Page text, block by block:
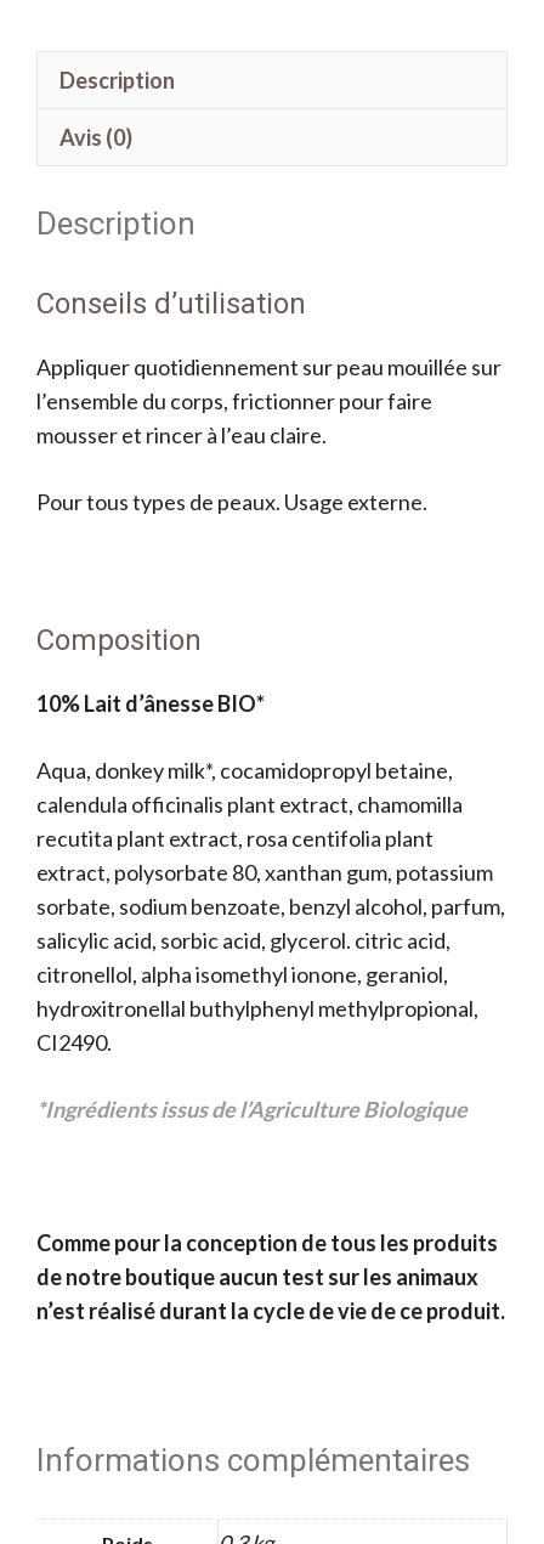
bain
Description
Avis (0)
Description
Conseils d’utilisation
Appliquer quotidiennement sur peau mouillée sur
l’ensemble du corps, frictionner pour faire
mousser et rincer à l’eau claire.
Pour tous types de peaux. Usage externe.
Composition
10% Lait d’ânesse BIO*
Aqua, donkey milk*, cocamidopropyl betaine,
calendula officinalis plant extract, chamomilla
recutita plant extract, rosa centifolia plant
extract, polysorbate 80, xanthan gum, potassium
sorbate, sodium benzoate, benzyl alcohol, parfum,
salicylic acid, sorbic acid, glycerol. citric acid,
citronellol, alpha isomethyl ionone, geraniol,
hydroxitronellal buthylphenyl methylpropional,
CI2490.
*Ingrédients issus de l’Agriculture Biologique
Comme pour la conception de tous les produits
de notre boutique aucun test sur les animaux
n’est réalisé durant la cycle de vie de ce produit.
Informations complémentaires